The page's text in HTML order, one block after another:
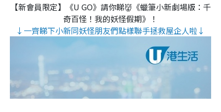
【新會員限定】《U GO》請你睇👹《蠟筆小新劇場版：千
奇百怪！我的妖怪假期》！
↓一齊睇下小新同妖怪朋友們點樣聯手拯救屋企人啦↓